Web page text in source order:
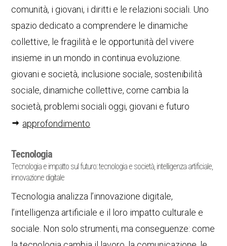
comunità, i giovani, i diritti e le relazioni sociali. Uno
spazio dedicato a comprendere le dinamiche
collettive, le fragilità e le opportunità del vivere
insieme in un mondo in continua evoluzione.
giovani e società, inclusione sociale, sostenibilità
sociale, dinamiche collettive, come cambia la
società, problemi sociali oggi, giovani e futuro
approfondimento
Tecnologia
Tecnologia e impatto sul futuro: tecnologia e società, intelligenza artificiale,
innovazione digitale
Tecnologia analizza l’innovazione digitale,
l’intelligenza artificiale e il loro impatto culturale e
sociale. Non solo strumenti, ma conseguenze: come